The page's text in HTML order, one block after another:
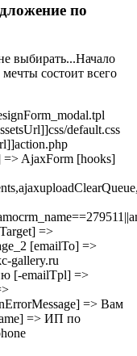
по
выбирать...Начало
состоит всего
default.css
=> AjaxForm [hooks]
=>
[emailTo] =>
gallery.ru
[-emailTpl] =>
=> Вам
=> ИП по